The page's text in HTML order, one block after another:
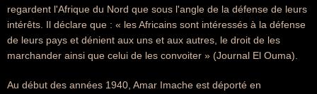
regardent l'Afrique du Nord que sous l'angle de la défense de leurs
intérêts. Il déclare que : « les Africains sont intéressés à la défense
de leurs pays et dénient aux uns et aux autres, le droit de les
marchander ainsi que celui de les convoiter » (Journal El Ouma).
Au début des années 1940, Amar Imache est déporté en